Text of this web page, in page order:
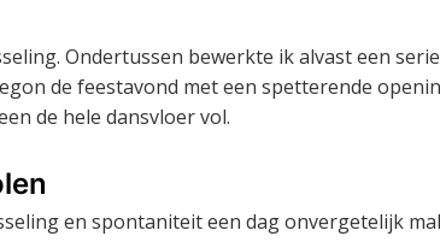
Ondertussen bewerkte ik alvast een serie
de feestavond met een spetterende
de hele dansvloer vol.
en spontaniteit een dag onvergetelijk